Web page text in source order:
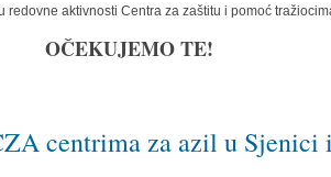
aktivnosti Centra za zaštitu i pomoć
OČEKUJEMO TE!
centrima za azil u Sjenici i